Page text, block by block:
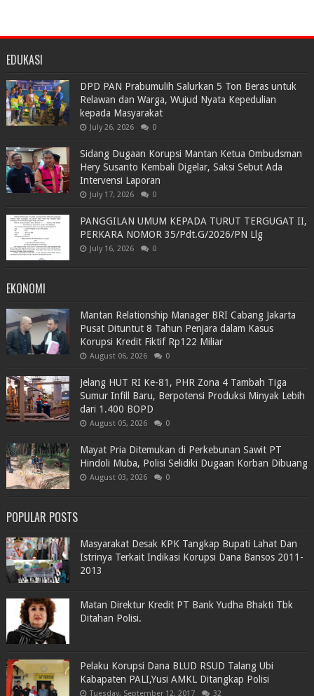
EDUKASI
DPD PAN Prabumulih Salurkan 5 Ton Beras untuk
Relawan dan Warga, Wujud Nyata Kepedulian
kepada Masyarakat
July 26, 2026 0
Sidang Dugaan Korupsi Mantan Ketua Ombudsman
Hery Susanto Kembali Digelar, Saksi Sebut Ada
Intervensi Laporan
July 17, 2026 0
PANGGILAN UMUM KEPADA TURUT TERGUGAT II,
PERKARA NOMOR 35/Pdt.G/2026/PN Llg
July 16, 2026 0
EKONOMI
Mantan Relationship Manager BRI Cabang Jakarta
Pusat Dituntut 8 Tahun Penjara dalam Kasus
Korupsi Kredit Fiktif Rp122 Miliar
August 06, 2026 0
Jelang HUT RI Ke-81, PHR Zona 4 Tambah Tiga
Sumur Infill Baru, Berpotensi Produksi Minyak Lebih
dari 1.400 BOPD
August 05, 2026 0
Mayat Pria Ditemukan di Perkebunan Sawit PT
Hindoli Muba, Polisi Selidiki Dugaan Korban Dibuang
August 03, 2026 0
POPULAR POSTS
Masyarakat Desak KPK Tangkap Bupati Lahat Dan
Istrinya Terkait Indikasi Korupsi Dana Bansos 2011-
2013
Matan Direktur Kredit PT Bank Yudha Bhakti Tbk
Ditahan Polisi.
Pelaku Korupsi Dana BLUD RSUD Talang Ubi
Kabapaten PALI,Yusi AMKL Ditangkap Polisi
Tuesday, September 12, 2017 32